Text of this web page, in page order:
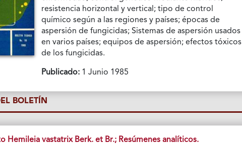
resistencia horizontal y vertical; tipo de control
químico según a las regiones y países; épocas de
aspersión de fungicidas; Sistemas de aspersión usados
en varios países; equipos de aspersión; efectos tóxicos
de los fungicidas.
Publicado: 1 Junio 1985
BOLETÍN
Hemileia vastatrix Berk. et Br.; Resúmenes analíticos.